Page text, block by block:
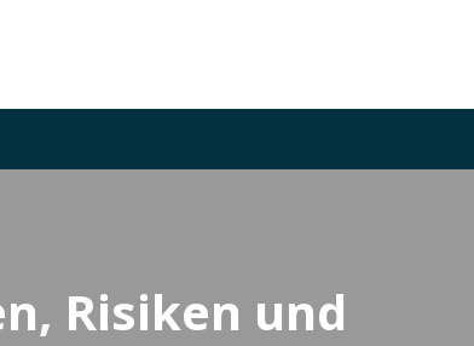
Risiken und